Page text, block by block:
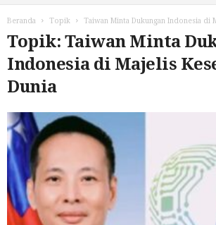
Beranda Topik Taiwan Minta Dukungan Indonesia di
Topik: Taiwan Minta
Indonesia di Majelis
Dunia